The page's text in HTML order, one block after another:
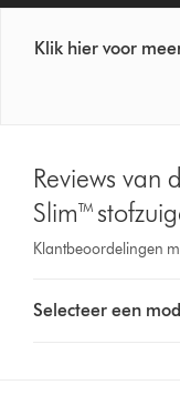
Klik hier voor
Reviews van
Slim™
Klantbeoordelingen
a
Selecteer een